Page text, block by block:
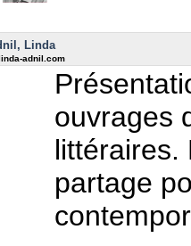
Linda
adnil.com
ouvrages
littéraires.
partage